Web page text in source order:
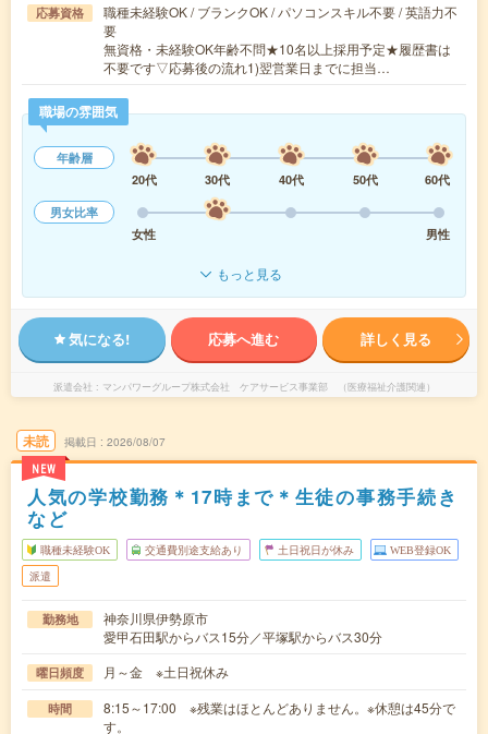
応募資格
職種未経験OK / ブランクOK / パソコンスキル不要 / 英語力不
要
無資格・未経験OK年齢不問★10名以上採用予定★履歴書は
不要です▽応募後の流れ1)翌営業日までに担当…
職場の雰囲気
年齢層
20代
30代 40代 50代
60代
男女比率
女性
男性
もっと見る
気になる! 応募へ進む 詳しく見る
派遣会社 マンパワーグループ株式会社 ケアサービス事業部 （医療福祉介護関連）
未読
NEW
掲載日 2026/08/07
人気の学校勤務＊17時まで＊生徒の事務手続き
など
職種未経験OK 交通費別途支給あり 土日祝日が休み WEB登録OK
派遣
勤務地
神奈川県伊勢原市
愛甲石田駅からバス15分／平塚駅からバス30分
曜日頻度 月～金 ※土日祝休み
時間
8:15～17:00 ※残業はほとんどありません。※休憩は45分で
す。